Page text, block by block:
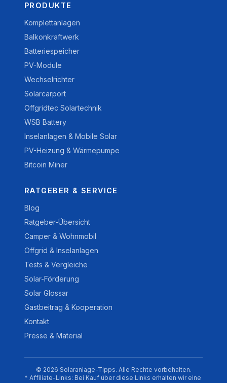
PRODUKTE
Komplettanlagen
Balkonkraftwerk
Batteriespeicher
PV-Module
Wechselrichter
Solarcarport
Offgridtec Solartechnik
WSB Battery
Inselanlagen & Mobile Solar
PV-Heizung & Wärmepumpe
Bitcoin Miner
RATGEBER & SERVICE
Blog
Ratgeber-Übersicht
Camper & Wohnmobil
Offgrid & Inselanlagen
Tests & Vergleiche
Solar-Förderung
Solar Glossar
Gastbeitrag & Kooperation
Kontakt
Presse & Material
© 2026 Solaranlage-Tipps. Alle Rechte vorbehalten.
* Affiliate-Links: Bei Kauf über diese Links erhalten wir eine